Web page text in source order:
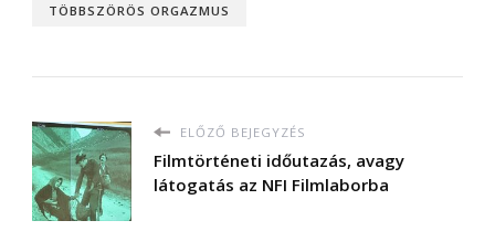
TÖBBSZÖRÖS ORGAZMUS
ELŐZŐ BEJEGYZÉS
Filmtörténeti időutazás, avagy
látogatás az NFI Filmlaborba